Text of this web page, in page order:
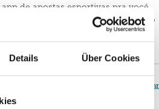
Details Über Cookies
de apostas esportivas pra você
a qualquer hora. Prático e cheio
25. Januar 2026 um 6:15 Uhr